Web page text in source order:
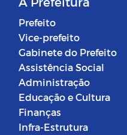
Prefeito
Vice-prefeito
Gabinete do Prefeito
Assistência Social
Administração
Educação e Cultura
Finanças
Infra-Estrutura